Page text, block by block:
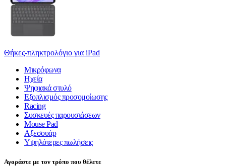
Θήκες-πληκτρολόγιο για iPad
Μικρόφωνα
Ηχεία
Ψηφιακά στυλό
Εξοπλισμός προσομοίωσης
Racing
Συσκευές παρουσιάσεων
Mouse Pad
Αξεσουάρ
Υψηλότερες πωλήσεις
Αγοράστε με τον τρόπο που θέλετε